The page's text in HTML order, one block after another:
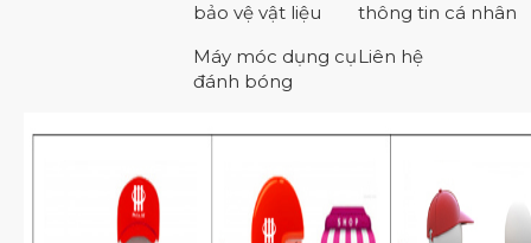
bảo vệ vật liệu
Máy móc dụng cụ
đánh bóng
thông tin cá nhân
Liên hệ